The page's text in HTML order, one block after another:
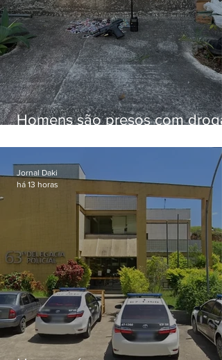
Homens são presos com
Jornal Daki
há 13 horas